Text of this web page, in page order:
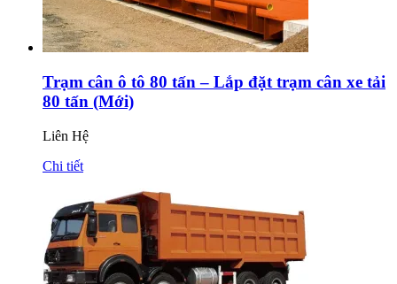
Trạm cân ô tô 80 tấn – Lắp đặt trạm cân xe tải
80 tấn (Mới)
Liên Hệ
Chi tiết